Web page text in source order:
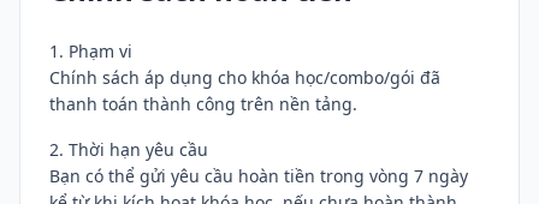
1. Phạm vi
Chính sách áp dụng cho khóa học/combo/gói đã
thanh toán thành công trên nền tảng.
2. Thời hạn yêu cầu
Bạn có thể gửi yêu cầu hoàn tiền trong vòng 7 ngày